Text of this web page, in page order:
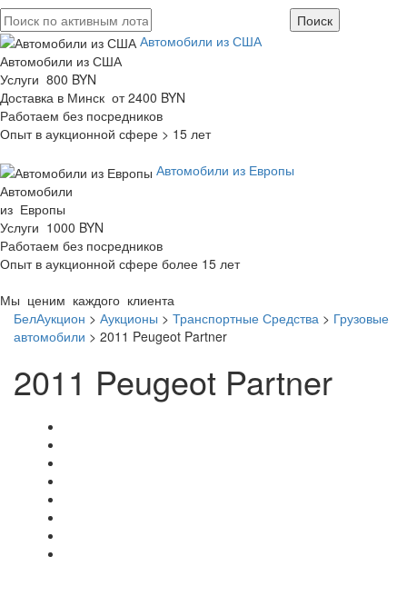
Автомобили из США
Автомобили из США
Услуги 800 BYN
Доставка в Минск от 2400 BYN
Работаем без посредников
Опыт в аукционной сфере > 15 лет
Автомобили из Европы
Автомобили
из Европы
Услуги 1000 BYN
Работаем без посредников
Опыт в аукционной сфере более 15 лет
Мы ценим каждого клиента
БелАукцион > Аукционы > Транспортные Средства > Грузовые
автомобили > 2011 Peugeot Partner
2011 Peugeot Partner